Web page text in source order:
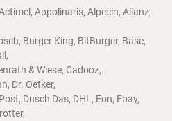
Appolinaris, Alpecin, Alianz,
Burger King, BitBurger, Base,
& Wiese, Cadooz,
Dr. Oetker,
Dusch Das, DHL, Eon, Ebay,